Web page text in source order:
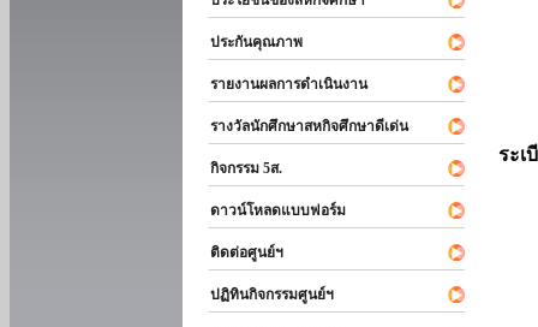
ประกันคุณภาพ
รายงานผลการดำเนินงาน
รางวัลนักศึกษาสหกิจศึกษาดีเด่น
กิจกรรม 5ส.
ดาวน์โหลดแบบฟอร์ม
ติดต่อศูนย์ฯ
ปฏิทินกิจกรรมศูนย์ฯ
ระเ